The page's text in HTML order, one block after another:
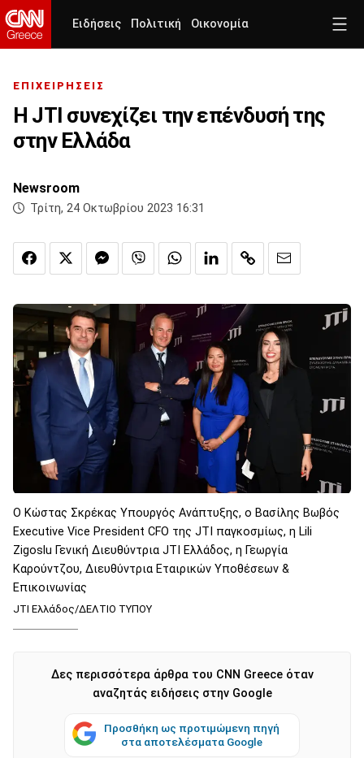
Ειδήσεις Πολιτική Οικονομία
ΕΠΙΧΕΙΡΗΣΕΙΣ
Η JTI συνεχίζει την επένδυσή της
στην Ελλάδα
Newsroom
Τρίτη, 24 Οκτωβρίου 2023 16:31
Ο Κώστας Σκρέκας Υπουργός Ανάπτυξης, ο Βασίλης Βωβός
Executive Vice President CFO της JTI παγκοσμίως, η Lili
Zigoslu Γενική Διευθύντρια JTI Ελλάδος, η Γεωργία
Καρούντζου, Διευθύντρια Εταιρικών Υποθέσεων &
Επικοινωνίας
JTI Ελλάδος/ΔΕΛΤΙΟ ΤΥΠΟΥ
Δες περισσότερα άρθρα του CNN Greece όταν
αναζητάς ειδήσεις στην Google
Προσθήκη ως προτιμώμενη πηγή
στα αποτελέσματα Google